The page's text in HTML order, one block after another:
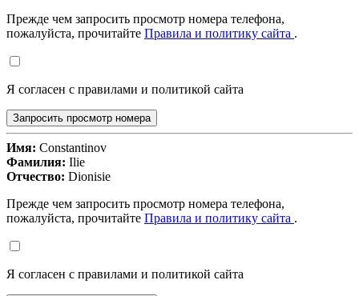
Прежде чем запросить просмотр номера телефона,
пожалуйста, прочитайте Правила и политику сайта .
Я согласен с правилами и политикой сайта
Запросить просмотр номера
Имя: Constantinov
Фамилия: Ilie
Отчество: Dionisie
Прежде чем запросить просмотр номера телефона,
пожалуйста, прочитайте Правила и политику сайта .
Я согласен с правилами и политикой сайта